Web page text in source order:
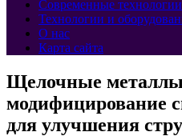
Современные технологии
Технологии и
О нас
Карта сайта
Щелочные металлы
модифицирование
для улучшения